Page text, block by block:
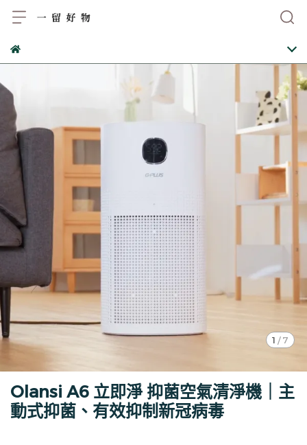
1 / 7
Olansi A6 立即淨 抑菌空氣清淨機｜主
動式抑菌、有效抑制新冠病毒